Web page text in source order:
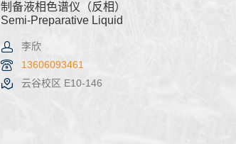
制备液相色谱仪（反相）
Semi-Preparative Liquid
李欣
13606093461
云谷校区 E10-146